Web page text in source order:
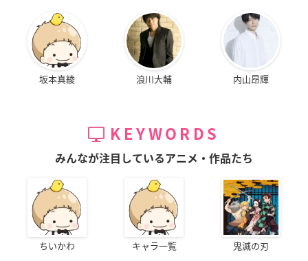
坂本真綾 浪川大輔 内山昂輝
KEYWORDS
みんなが注目しているアニメ・作品たち
ちいかわ キャラ一覧 鬼滅の刃